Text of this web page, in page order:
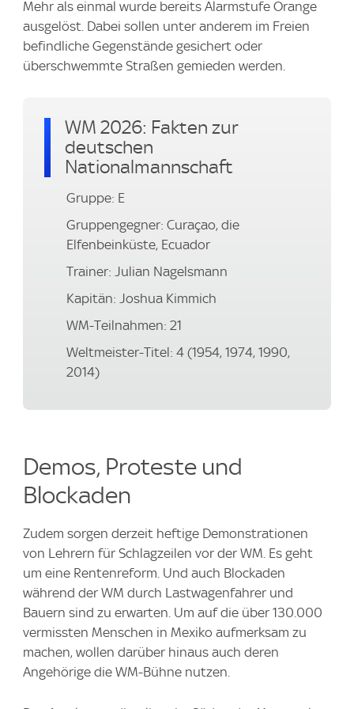
Mehr als einmal wurde bereits Alarmstufe Orange
ausgelöst. Dabei sollen unter anderem im Freien
befindliche Gegenstände gesichert oder
überschwemmte Straßen gemieden werden.
WM 2026: Fakten zur
deutschen
Nationalmannschaft
Gruppe: E
Gruppengegner: Curaçao, die
Elfenbeinküste, Ecuador
Trainer: Julian Nagelsmann
Kapitän: Joshua Kimmich
WM-Teilnahmen: 21
Weltmeister-Titel: 4 (1954, 1974, 1990,
2014)
Demos, Proteste und
Blockaden
Zudem sorgen derzeit heftige Demonstrationen
von Lehrern für Schlagzeilen vor der WM. Es geht
um eine Rentenreform. Und auch Blockaden
während der WM durch Lastwagenfahrer und
Bauern sind zu erwarten. Um auf die über 130.000
vermissten Menschen in Mexiko aufmerksam zu
machen, wollen darüber hinaus auch deren
Angehörige die WM-Bühne nutzen.